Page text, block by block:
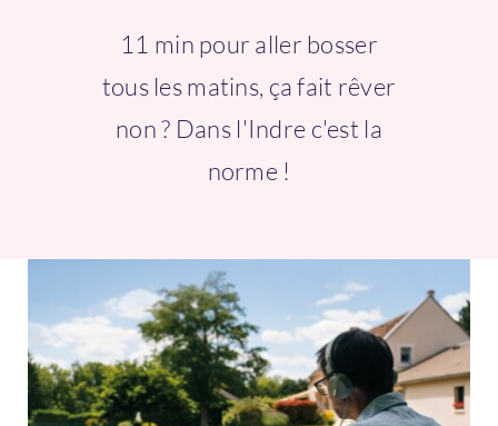
11 min pour aller bosser
tous les matins, ça fait rêver
non ? Dans l'Indre c'est la
norme !